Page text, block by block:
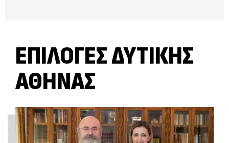
ΕΠΙΛΟΓΈΣ ΔΥΤΙΚΉΣ
ΑΘΉΝΑΣ